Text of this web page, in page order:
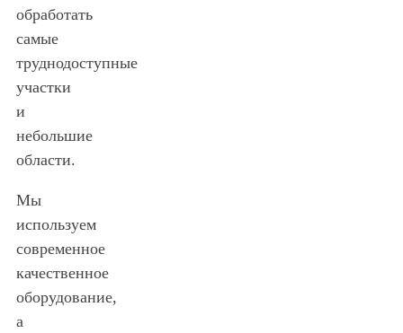
обработать
самые
труднодоступные
участки
и
небольшие
области.
Мы
используем
современное
качественное
оборудование,
а